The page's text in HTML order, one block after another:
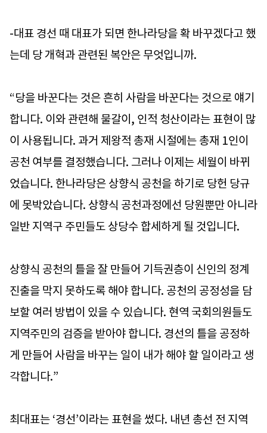
-대표 경선 때 대표가 되면 한나라당을 확 바꾸겠다고 했
는데 당 개혁과 관련된 복안은 무엇입니까.
“당을 바꾼다는 것은 흔히 사람을 바꾼다는 것으로 얘기
합니다. 이와 관련해 물갈이, 인적 청산이라는 표현이 많
이 사용됩니다. 과거 제왕적 총재 시절에는 총재 1인이
공천 여부를 결정했습니다. 그러나 이제는 세월이 바뀌
었습니다. 한나라당은 상향식 공천을 하기로 당헌 당규
에 못박았습니다. 상향식 공천과정에선 당원뿐만 아니라
일반 지역구 주민들도 상당수 합세하게 될 것입니다.
상향식 공천의 틀을 잘 만들어 기득권층이 신인의 정계
진출을 막지 못하도록 해야 합니다. 공천의 공정성을 담
보할 여러 방법이 있을 수 있습니다. 현역 국회의원들도
지역주민의 검증을 받아야 합니다. 경선의 틀을 공정하
게 만들어 사람을 바꾸는 일이 내가 해야 할 일이라고 생
각합니다.”
최대표는 ‘경선’이라는 표현을 썼다. 내년 총선 전 지역